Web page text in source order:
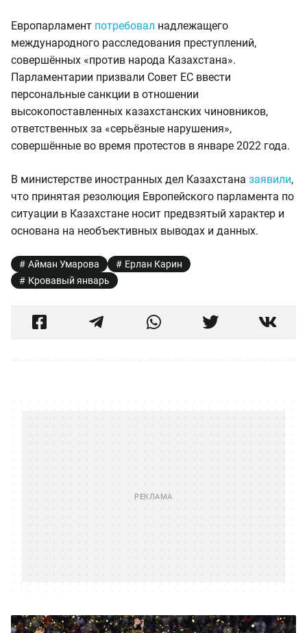
Европарламент потребовал надлежащего
международного расследования преступлений,
совершённых «против народа Казахстана».
Парламентарии призвали Совет ЕС ввести
персональные санкции в отношении
высокопоставленных казахстанских чиновников,
ответственных за «серьёзные нарушения»,
совершённые во время протестов в январе 2022 года.
В министерстве иностранных дел Казахстана заявили,
что принятая резолюция Европейского парламента по
ситуации в Казахстане носит предвзятый характер и
основана на необъективных выводах и данных.
Айман Умарова
Ерлан Карин
Кровавый январь